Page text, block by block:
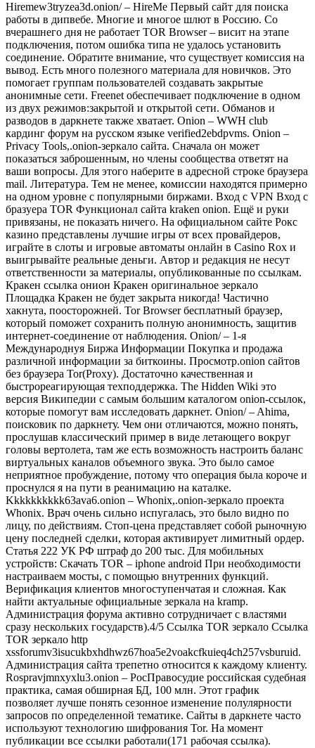
Hiremew3tryzea3d.onion/ – HireMe Первый сайт для поиска
работы в дипвебе. Многие и многое шлют в Россию. Со
вчерашнего дня не работает TOR Browser – висит на этапе
подключения, потом ошибка типа не удалось установить
соединение. Обратите внимание, что существует комиссия на
вывод. Есть много полезного материала для новичков. Это
помогает группам пользователей создавать закрытые
анонимные сети. Freenet обеспечивает подключение в одном
из двух режимов:закрытой и открытой сети. Обманов и
разводов в даркнете также хватает. Onion – WWH club
кардинг форум на русском языке verified2ebdpvms. Onion –
Privacy Tools,.onion-зеркало сайта. Сначала он может
показаться заброшенным, но члены сообщества ответят на
ваши вопросы. Для этого наберите в адресной строке браузера
mail. Литература. Тем не менее, комиссии находятся примерно
на одном уровне с популярными биржами. Вход с VPN Вход с
бразуера TOR Функционал сайта kraken onion. Ещё и руки
привязаны, не показать ничего. На официальном сайте Рокс
казино представлены лучшие игры от всех провайдеров,
играйте в слоты и игровые автоматы онлайн в Casino Rox и
выигрывайте реальные деньги. Автор и редакция не несут
ответственности за материалы, опубликованные по ссылкам.
Кракен ссылка онион Кракен оригинальное зеркало
Площадка Кракен не будет закрыта никогда! Частично
хакнута, поосторожней. Tor Browser бесплатный браузер,
который поможет сохранить полную анонимность, защитив
интернет-соединение от наблюдения. Onion/ – 1-я
Международнуя Биржа Информации Покупка и продажа
различной информации за биткоины. Просмотр.onion сайтов
без браузера Tor(Proxy). Достаточно качественная и
быстрореагирующая техподдержка. The Hidden Wiki это
версия Википедии с самым большим каталогом onion-ссылок,
которые помогут вам исследовать даркнет. Onion/ – Ahima,
поисковик по даркнету. Чем они отличаются, можно понять,
прослушав классический пример в виде летающего вокруг
головы вертолета, там же есть возможность настроить баланс
виртуальных каналов объемного звука. Это было самое
неприятное пробуждение, потому что операция была короче и
проснулся я на пути в реанимацию на каталке.
Kkkkkkkkkk63ava6.onion – Whonix,.onion-зеркало проекта
Whonix. Врач очень сильно испугалась, это было видно по
лицу, по действиям. Стоп-цена представляет собой рыночную
цену последней сделки, которая активирует лимитный ордер.
Статья 222 УК РФ штраф до 200 тыс. Для мобильных
устройств: Скачать TOR – iphone android При необходимости
настраиваем мосты, с помощью внутренних функций.
Верификация клиентов многоступенчатая и сложная. Как
найти актуальные официальные зеркала на kramp.
Администрация форума активно сотрудничает с властями
сразу нескольких государств).4/5 Ссылка TOR зеркало Ссылка
TOR зеркало http
xssforumv3isucukbxhdhwz67hoa5e2voakcfkuieq4ch257vsburuid.
Администрация сайта трепетно относится к каждому клиенту.
Rospravjmnxyxlu3.onion – РосПравосудие российская судебная
практика, самая обширная БД, 100 млн. Этот график
позволяет лучше понять сезонное изменение полулярности
запросов по определенной тематике. Сайты в даркнете часто
используют технологию шифрования Tor. На момент
публикации все ссылки работали(171 рабочая ссылка).